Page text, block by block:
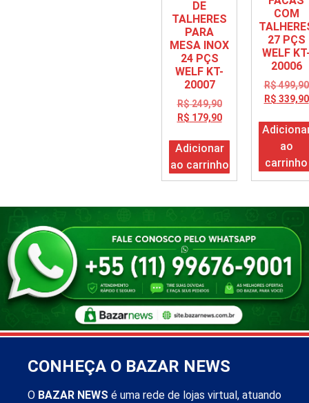
DE
TALHERES
PARA
MESA INOX
24 PÇS
WELF KT-
20007
R$249,90
R$ 179,90
Adicionar
ao carrinho
COM
27 PÇS
WELF
20006
R$499,90
R$ 339,90
ao
carrinho
CONHEÇA O BAZAR NEWS
O BAZAR NEWS é uma rede de lojas virtual, atuando